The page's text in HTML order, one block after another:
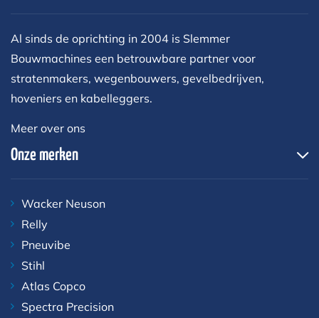
Al sinds de oprichting in 2004 is Slemmer
Bouwmachines een betrouwbare partner voor
stratenmakers, wegenbouwers, gevelbedrijven,
hoveniers en kabelleggers.
Meer over ons
Onze merken
Wacker Neuson
Relly
Pneuvibe
Stihl
Atlas Copco
Spectra Precision